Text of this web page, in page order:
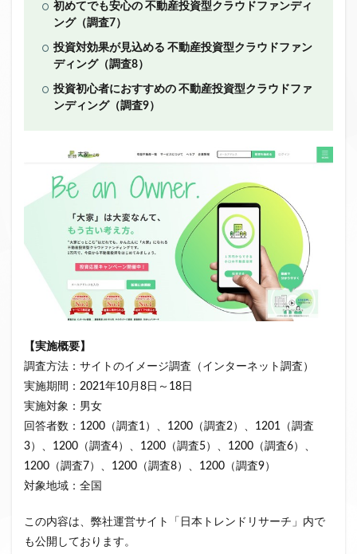
初めてでも安心の 不動産投資型クラウドファンディ
ング（調査7）
投資対効果が見込める 不動産投資型クラウドファン
ディング（調査8）
投資初心者におすすめの 不動産投資型クラウドファ
ンディング（調査9）
【実施概要】
調査方法：サイトのイメージ調査（インターネット調査）
実施期間：2021年10月8日～18日
実施対象：男女
回答者数：1200（調査1）、1200（調査2）、1201（調査
3）、1200（調査4）、1200（調査5）、1200（調査6）、
1200（調査7）、1200（調査8）、1200（調査9）
対象地域：全国
この内容は、弊社運営サイト「日本トレンドリサーチ」内で
も公開しております。